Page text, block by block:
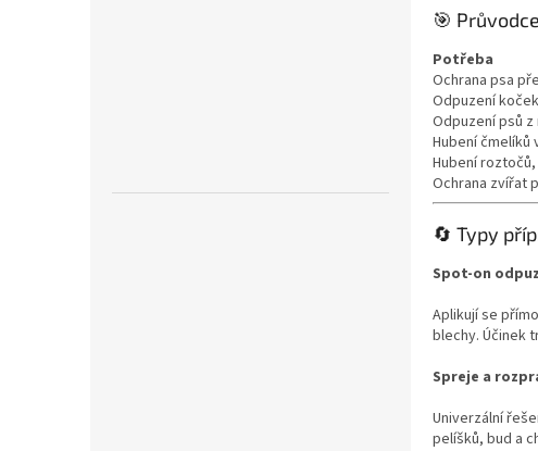
🎯
Potřeba
Ochrana psa
Odpuzení
Odpuzení psů
Hubení čmelíků
Hubení
Ochrana zvířat
🔄 Typy
Spot-on
Aplikují se
blechy. Účinek
Spreje a
Univerzální
pelíšků, bud a